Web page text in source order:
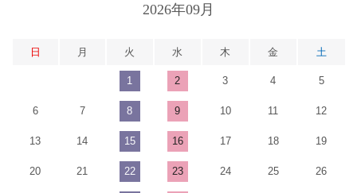
2026年09月
日 月 火 水 木 金 土
1 2 3 4 5
6 7 8 9 10 11 12
13 14 15 16 17 18 19
20 21 22 23 24 25 26